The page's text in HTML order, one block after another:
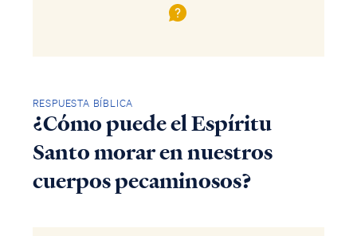
RESPUESTA BÍBLICA
¿Cómo puede el Espíritu
Santo morar en nuestros
cuerpos pecaminosos?